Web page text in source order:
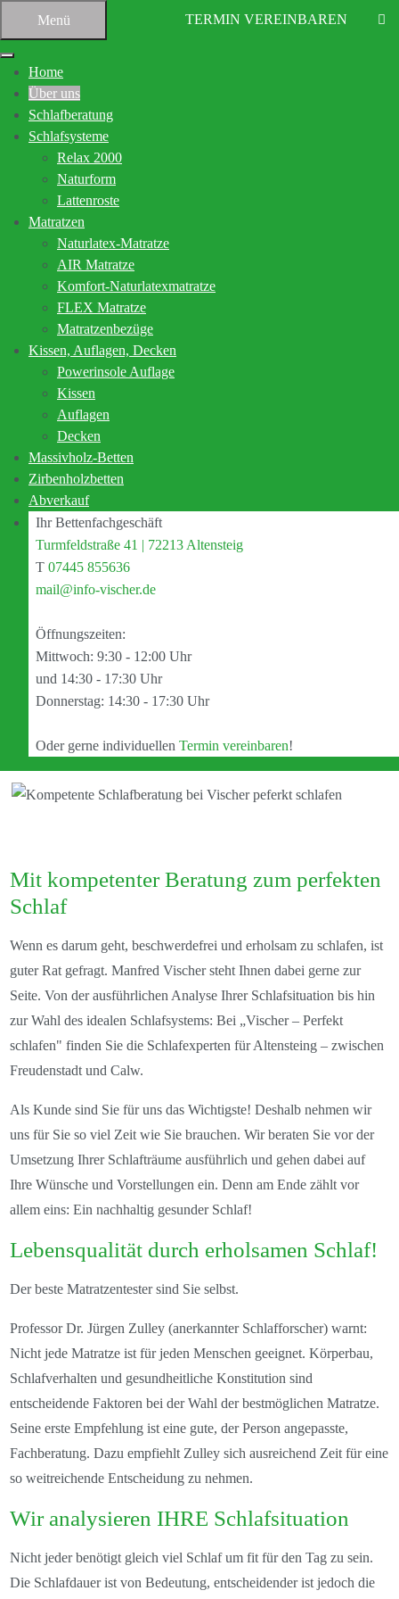
TERMIN VEREINBAREN
Menü
Home
Über uns
Schlafberatung
Schlafsysteme
Relax 2000
Naturform
Lattenroste
Matratzen
Naturlatex-Matratze
AIR Matratze
Komfort-Naturlatexmatratze
FLEX Matratze
Matratzenbezüge
Kissen, Auflagen, Decken
Powerinsole Auflage
Kissen
Auflagen
Decken
Massivholz-Betten
Zirbenholzbetten
Abverkauf
Ihr Bettenfachgeschäft
Turmfeldstraße 41 | 72213 Altensteig
T 07445 855636
mail@info-vischer.de
Öffnungszeiten:
Mittwoch: 9:30 - 12:00 Uhr
und 14:30 - 17:30 Uhr
Donnerstag: 14:30 - 17:30 Uhr
Oder gerne individuellen Termin vereinbaren!
Startseite Über uns
Ihr Bettenfachgeschäft in
Altensteig
Kompetente Beratung für den gesunden
Schlaf
In den vielen Jahren unserer Tätigkeit rund um den gesunden
Schlaf standen vor allem zwei Punkte stets im Fokus unseres
Handelns: Freundlicher Service und kompetente Schlafberatung.
Als Schlafexperte steht Ihnen Manfred Vischer von „Vischer –
Perfekt schlafen" bei der Planung und Realisierung Ihrer eigenen
vier Wände mit Rat und Tat zur Seite. Vom inspirierenden
Erstgespräch bis zum umgesetzten Schlaftraum.
Mit kompetenter Beratung zum perfekten
Schlaf
Wenn es darum geht, beschwerdefrei und erholsam zu schlafen, ist
guter Rat gefragt. Manfred Vischer steht Ihnen dabei gerne zur
Seite. Von der ausführlichen Analyse Ihrer Schlafsituation bis hin
zur Wahl des idealen Schlafsystems: Bei „Vischer – Perfekt
schlafen" finden Sie die Schlafexperten für Altensteing – zwischen
Freudenstadt und Calw.
Als Kunde sind Sie für uns das Wichtigste! Deshalb nehmen wir
uns für Sie so viel Zeit wie Sie brauchen. Wir beraten Sie vor der
Umsetzung Ihrer Schlafträume ausführlich und gehen dabei auf
Ihre Wünsche und Vorstellungen ein. Denn am Ende zählt vor
allem eins: Ein nachhaltig gesunder Schlaf!
Lebensqualität durch erholsamen Schlaf!
Der beste Matratzentester sind Sie selbst.
Professor Dr. Jürgen Zulley (anerkannter Schlafforscher) warnt:
Nicht jede Matratze ist für jeden Menschen geeignet. Körperbau,
Schlafverhalten und gesundheitliche Konstitution sind
entscheidende Faktoren bei der Wahl der bestmöglichen Matratze.
Seine erste Empfehlung ist eine gute, der Person angepasste,
Fachberatung. Dazu empfiehlt Zulley sich ausreichend Zeit für eine
so weitreichende Entscheidung zu nehmen.
Wir analysieren IHRE Schlafsituation
Nicht jeder benötigt gleich viel Schlaf um fit für den Tag zu sein.
Die Schlafdauer ist von Bedeutung, entscheidender ist jedoch die